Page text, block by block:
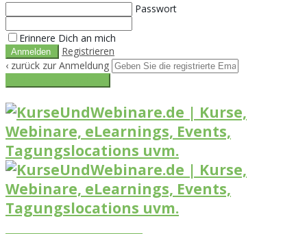
Passwort
Erinnere Dich an mich
Registrieren
‹ zurück zur Anmeldung